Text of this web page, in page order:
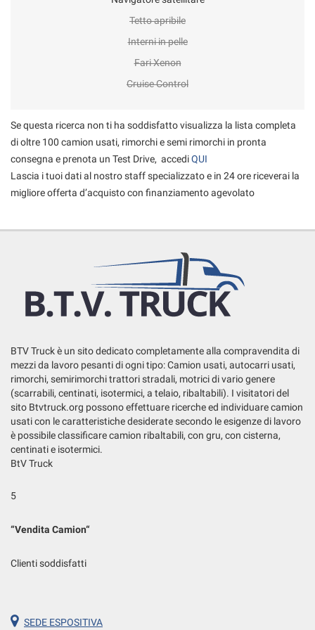
Tetto apribile
Interni in pelle
Fari Xenon
Cruise Control
Se questa ricerca non ti ha soddisfatto visualizza la lista completa
di oltre 100 camion usati, rimorchi e semi rimorchi in pronta
consegna e prenota un Test Drive, accediQUI
Lascia i tuoi dati al nostro staff specializzato e in 24 ore riceverai la
migliore offerta d’acquisto con finanziamento agevolato
BTV Truck è un sito dedicato completamente alla compravendita di
mezzi da lavoro pesanti di ogni tipo: Camion usati, autocarri usati,
rimorchi, semirimorchi trattori stradali, motrici di vario genere
(scarrabili, centinati, isotermici, a telaio, ribaltabili). I visitatori del
sito Btvtruck.org possono effettuare ricerche ed individuare camion
usati con le caratteristiche desiderate secondo le esigenze di lavoro
è possibile classificare camion ribaltabili, con gru, con cisterna,
centinati e isotermici.
BtV Truck
5
“Vendita Camion“
Clienti soddisfatti
SEDE ESPOSITIVA